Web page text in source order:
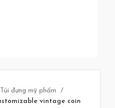
Túi đựng mỹ phẩm
vintage coin